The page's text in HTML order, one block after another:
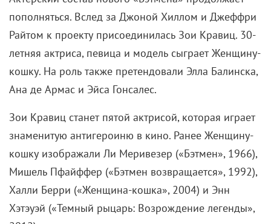
пополняться. Вслед за Джоной Хиллом и Джеффри
Райтом к проекту присоединилась Зои Кравиц. 30-
летняя актриса, певица и модель сыграет Женщину-
кошку. На роль также претендовали Элла Балинска,
Ана де Армас и Эйса Гонсалес.
Зои Кравиц станет пятой актрисой, которая играет
знаменитую антигероиню в кино. Ранее Женщину-
кошку изображали Ли Меривезер («Бэтмен», 1966),
Мишель Пфайффер («Бэтмен возвращается», 1992),
Халли Берри («Женщина-кошка», 2004) и Энн
Хэтэуэй («Темный рыцарь: Возрождение легенды»,